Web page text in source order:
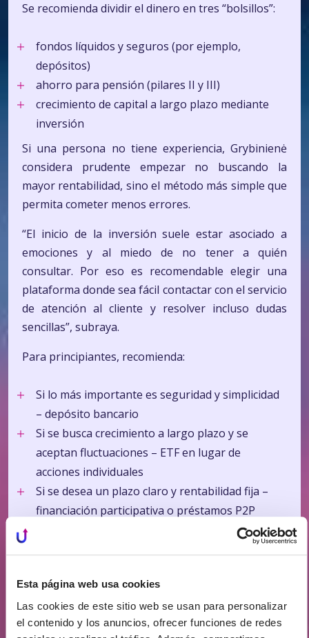
Esta página web usa cookies
Las cookies de este sitio web se usan para personalizar
el contenido y los anuncios, ofrecer funciones de redes
Se recomienda dividir el dinero en tres “bolsillos”:
fondos líquidos y seguros (por ejemplo,
depósitos)
ahorro para pensión (pilares II y III)
crecimiento de capital a largo plazo mediante
inversión
Si una persona no tiene experiencia, Grybinienė
considera prudente empezar no buscando la
mayor rentabilidad, sino el método más simple que
permita cometer menos errores.
“El inicio de la inversión suele estar asociado a
emociones y al miedo de no tener a quién
consultar. Por eso es recomendable elegir una
plataforma donde sea fácil contactar con el servicio
de atención al cliente y resolver incluso dudas
sencillas”, subraya.
Para principiantes, recomienda:
Si lo más importante es seguridad y simplicidad
– depósito bancario
Si se busca crecimiento a largo plazo y se
aceptan fluctuaciones – ETF en lugar de
acciones individuales
Si se desea un plazo claro y rentabilidad fija –
financiación participativa o préstamos P2P
No obstante, Ruseckienė señala que ahorrar en
depósitos no es lo mismo que invertir. El depósito
que la inversión busca el crecimiento del capital a
largo plazo asumiendo cierto riesgo.